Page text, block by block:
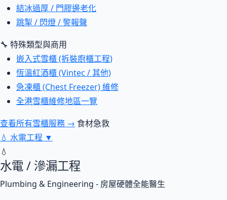
結冰過厚 / 門膠邊老化
跳掣 / 閃燈 / 警報聲
🔧 特殊類型與商用
嵌入式雪櫃 (拆裝廚櫃工程)
恆溫紅酒櫃 (Vintec / 其他)
急凍櫃 (Chest Freezer) 維修
全港雪櫃維修地區一覽
查看所有雪櫃服務 → 食材急救
💧 水電工程 ▼
💧
水電 / 滲漏工程
Plumbing & Engineering - 房屋硬體全能醫生